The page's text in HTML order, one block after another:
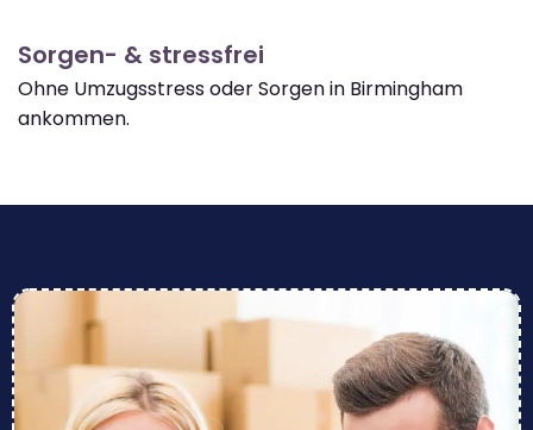
Sorgen- & stressfrei
Ohne Umzugsstress oder Sorgen in Birmingham
ankommen.